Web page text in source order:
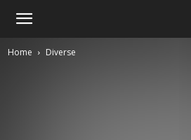
Home Diverse